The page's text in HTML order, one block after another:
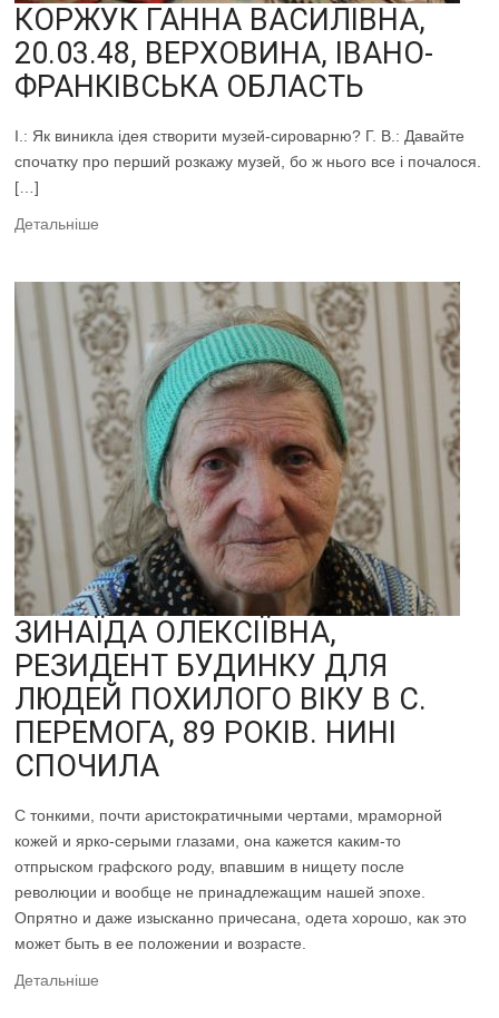
КОРЖУК ГАННА ВАСИЛІВНА,
20.03.48, ВЕРХОВИНА, ІВАНО-
ФРАНКІВСЬКА ОБЛАСТЬ
І.: Як виникла ідея створити музей-сироварню? Г. В.: Давайте
спочатку про перший розкажу музей, бо ж нього все і почалося.
[…]
Детальніше
ЗИНАЇДА ОЛЕКСІЇВНА,
РЕЗИДЕНТ БУДИНКУ ДЛЯ
ЛЮДЕЙ ПОХИЛОГО ВІКУ В С.
ПЕРЕМОГА, 89 РОКІВ. НИНІ
СПОЧИЛА
С тонкими, почти аристократичными чертами, мраморной
кожей и ярко-серыми глазами, она кажется каким-то
отпрыском графского роду, впавшим в нищету после
революции и вообще не принадлежащим нашей эпохе.
Опрятно и даже изысканно причесана, одета хорошо, как это
может быть в ее положении и возрасте.
Детальніше